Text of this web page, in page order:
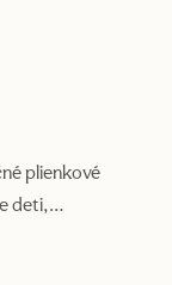
plienkové
deti,…